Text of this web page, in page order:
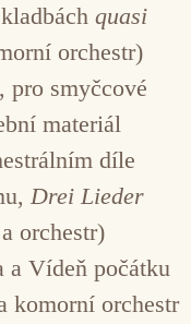
quasi
orchestr)
pro smyčcové
materiál
díle
Drei Lieder
orchestr)
a Vídeň počátku
komorní orchestr